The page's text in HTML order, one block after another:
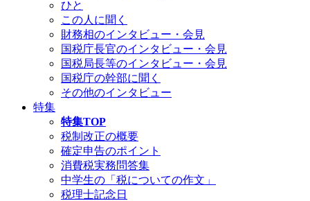
ひと
この人に聞く
財務相のインタビュー・会見
国税庁長官のインタビュー・会見
国税局長等のインタビュー・会見
国税庁の幹部に聞く
その他のインタビュー
特集
特集TOP
税制改正の概要
確定申告のポイント
消費税実務問答集
中学生の「税についての作文」
税理士記念日